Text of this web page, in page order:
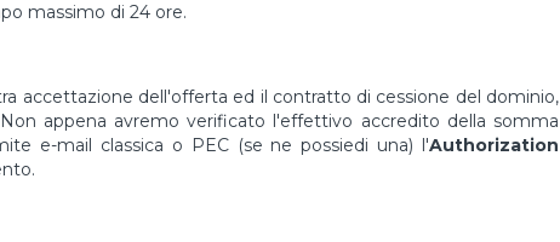
massimo di 24 ore.
accettazione dell'offerta ed il contratto di cessione del dominio,
appena avremo verificato l'effettivo accredito della somma
e-mail classica o PEC (se ne possiedi una) l'Authorization